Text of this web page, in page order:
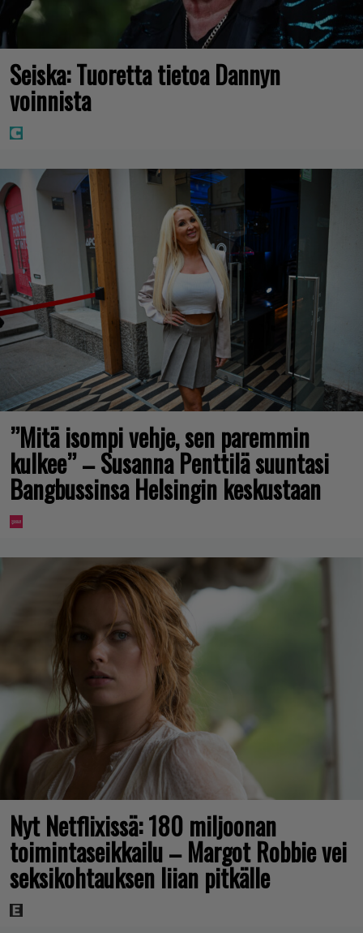
Seiska: Tuoretta tietoa Dannyn
voinnista
”Mitä isompi vehje, sen paremmin
kulkee” – Susanna Penttilä suuntasi
Bangbussinsa Helsingin keskustaan
Nyt Netflixissä: 180 miljoonan
toimintaseikkailu – Margot Robbie vei
seksikohtauksen liian pitkälle